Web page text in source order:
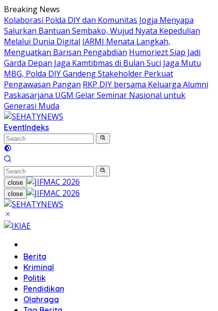
Skip
to
content
Breaking News
Kolaborasi Polda DIY dan Komunitas Jogja Menyapa
Salurkan Bantuan Sembako, Wujud Nyata Kepedulian
Melalui Dunia Digital IARMI Menata Langkah,
Menguatkan Barisan Pengabdian Humoriezt Siap Jadi
Garda Depan Jaga Kamtibmas di Bulan Suci Jaga Mutu
MBG, Polda DIY Gandeng Stakeholder Perkuat
Pengawasan Pangan RKP DIY bersama Keluarga Alumni
Paskasarjana UGM Gelar Seminar Nasional untuk
Generasi Muda
EventIndeks
close
close
Berita
Kriminal
Politik
Pendidikan
Olahraga